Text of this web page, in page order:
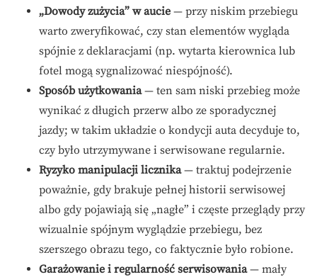
„Dowody zużycia” w aucie — przy niskim przebiegu
warto zweryfikować, czy stan elementów wygląda
spójnie z deklaracjami (np. wytarta kierownica lub
fotel mogą sygnalizować niespójność).
Sposób użytkowania— ten sam niski przebieg może
wynikać z długich przerw albo ze sporadycznej
jazdy; w takim układzie o kondycji auta decyduje to,
czy było utrzymywane i serwisowane regularnie.
Ryzyko manipulacji licznika— traktuj podejrzenie
poważnie, gdy brakuje pełnej historii serwisowej
albo gdy pojawiają się „nagłe” i częste przeglądy przy
wizualnie spójnym wyglądzie przebiegu, bez
szerszego obrazu tego, co faktycznie było robione.
Garażowanie i regularność serwisowania— mały